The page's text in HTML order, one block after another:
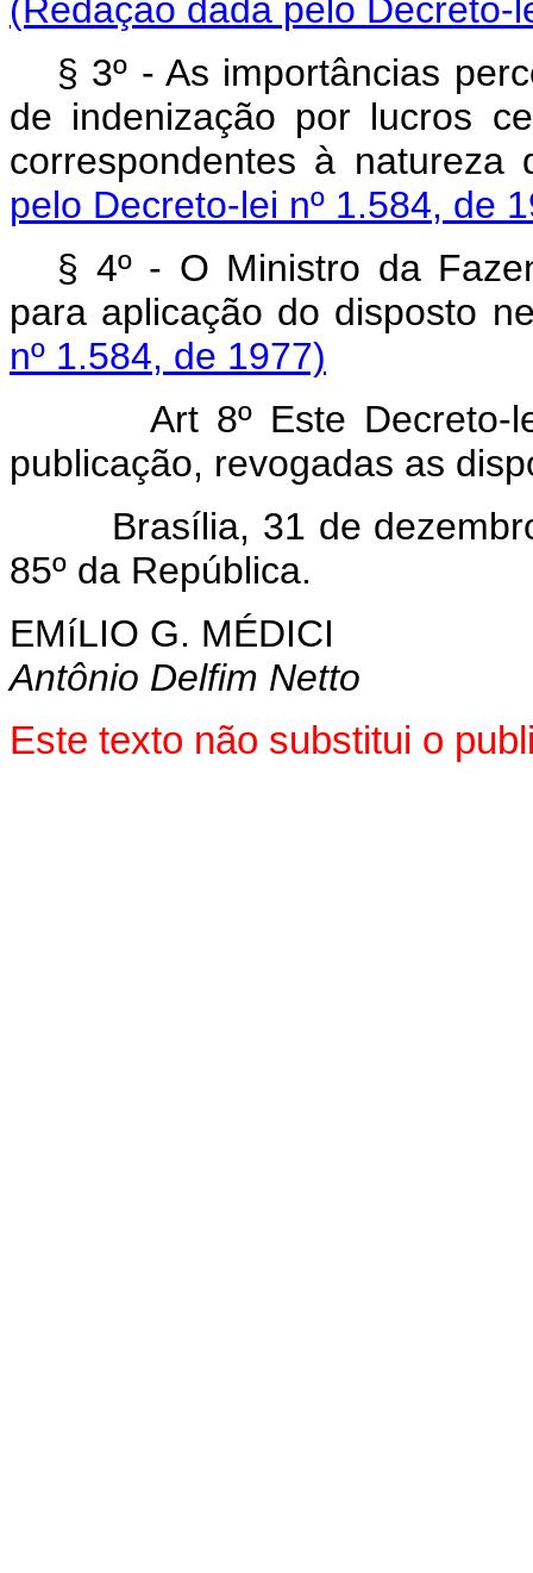
(Redação dada pelo Decreto-
§ 3º - As importâncias
de indenização por lucros
correspondentes à
pelo Decreto-lei nº 1.584, de
§ 4º - O Ministro da
para aplicação do disposto
nº 1.584, de 1977)
Art 8º Este Decreto-lei
publicação, revogadas as
Brasília, 31 de dezembro
85º da República.
EMíLIO G. MÉDICI
Antônio Delfim Netto
Este texto não substitui o